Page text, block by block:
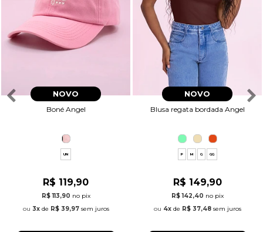
NOVO
Boné Angel
UN
R$ 119,90
R$ 113,90 no pix
3xde R$ 39,97sem juros
NOVO
Blusa regata bordada Angel
P M G GG
R$ 149,90
R$ 142,40 no pix
4xde R$ 37,48sem juros